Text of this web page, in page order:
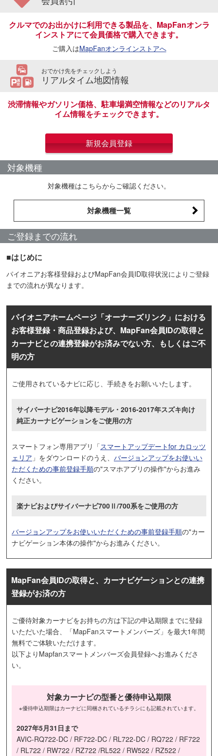
クルマでのお出かけに利用できる製品を、MapFanオンラ
インストアにて会員価格で購入できます。
ご購入はMapFanオンラインストアへ
おでかけ先をチェックしよう
リアルタイム地図情報
渋滞情報やガソリン価格、駐車場満空情報などのリアルタ
イム情報をチェックできます。
新規会員登録
対象機種
対象機種はこちらからご確認ください。
対象機種一覧
ご登録までの流れ
■はじめに
パイオニアお客様登録およびMapFan会員ID取得状況によりご登録
までの流れが異なります。
パイオニアホームページ「オーナーズリンク」における
お客様登録・商品登録および、MapFan会員IDの取得と
カーナビとの連携登録がお済みでない方、もしくはご不
明の方
ご使用されているナビに応じ、手続きをお願いいたします。
サイバーナビ2016年以降モデル・2016-2017年スズキ向け
純正カーナビゲーションをご使用の方
スマートフォン専用アプリ「スマートアップデートfor カロッツ
ェリア 」をダウンロードのうえ、 バージョンアップをお使いい
ただくための事前登録手順の"スマホアプリの操作"からお進み
ください。
楽ナビおよびサイバーナビ700Ⅱ/700系をご使用の方
バージョンアップをお使いいただくための事前登録手順の"カー
ナビゲーション本体の操作"からお進みください。
MapFan会員IDの取得と、カーナビゲーションとの連携
登録がお済の方
ご優待対象カーナビをお持ちの方は下記の申込期限までに登録
いただいた場合、「MapFanスマートメンバーズ」を最大1年間
無料でご体験いただけます。
以下よりMapfanスマートメンバーズ会員登録へお進みくださ
い。
対象カーナビの型番と優待申込期限
※優待申込期限はカーナビに同梱されているチラシにも記載されています。
2027年5月31日まで
AVIC-RQ722-DC / RF722-DC / RL722-DC / RQ722 / RF722
/ RL722 / RW722 / RZ722 /RL522 / RW522 / RZ522 /